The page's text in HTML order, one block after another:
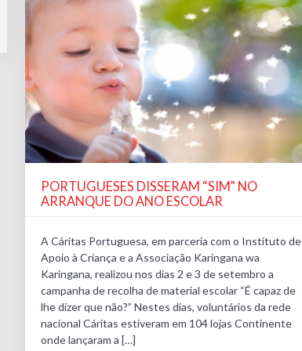
PORTUGUESES DISSERAM “SIM” NO
ARRANQUE DO ANO ESCOLAR
A Cáritas Portuguesa, em parceria com o Instituto de
Apoio à Criança e a Associação Karingana wa
Karingana, realizou nos dias 2 e 3 de setembro a
campanha de recolha de material escolar “É capaz de
lhe dizer que não?” Nestes dias, voluntários da rede
nacional Cáritas estiveram em 104 lojas Continente
onde lançaram a […]